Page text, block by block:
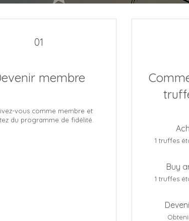
01
membre
vous comme membre et
du programme de fidélité.
1 truffes
Buy
1 truffes